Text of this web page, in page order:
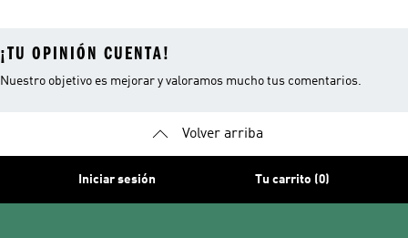
¡TU OPINIÓN CUENTA!
Nuestro objetivo es mejorar y valoramos mucho tus comentarios.
Volver arriba
Iniciar sesión Tu carrito (0)